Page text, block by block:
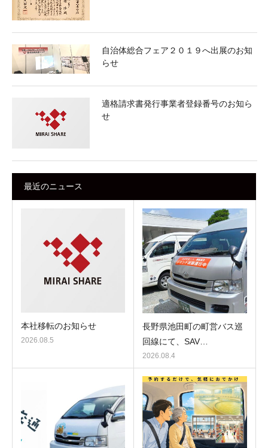
自治体総合フェア２０１９へ出展のお知
らせ
適格請求書発行事業者登録番号のお知ら
せ
最近のニュース
本社移転のお知らせ
2026.08.5
長野県池田町の町営バス巡
回線にて、SAV…
2026.08.4